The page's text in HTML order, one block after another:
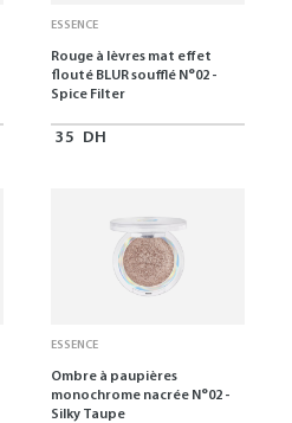
ESSENCE
Rouge à lèvres mat effet
flouté BLUR soufflé N°02 -
Spice Filter
35 DH
ESSENCE
Ombre à paupières
monochrome nacrée N°02 -
Silky Taupe